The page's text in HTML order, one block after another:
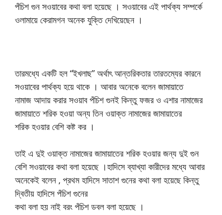
পঁচিশ গুন সওয়াবের কথা বলা হয়েছে । সওয়াবের এই পার্থক্য সম্পর্কে
ওলামায়ে কেরামগন অনেক যুক্তি দেখিয়েছেন ।
তারমধ্যে একটি হল “ইখলাছ” অর্থাৎ আন্তরিকতার তারতম্যের কারনে
সওয়াবের পার্থক্য হয়ে থাকে । আবার অনেকে বলেন জামায়াতে
নামাজ আদায় করার সওয়াব পঁচিশ গুনই কিন্তু ফজর ও এশার নামাজের
জামায়াতে শরিক হওয়া অন্য তিন ওয়াক্ত নামাজের জামায়াতের
শরিক হওয়ার বেশি কষ্ট কর ।
তাই এ দুই ওয়াক্ত নামাজের জামায়াতের শরিক হওয়ার জন্য দুই গুন
বেশি সওয়াবের কথা বলা হয়েছে ।হাদিসে ব্যাখ্যা কারীদের মধ্যে আবার
অনেকেই বলেন , প্রথম হাদিসে সাতাশ গুনের কথা বলা হয়েছে কিন্তু
দ্বিতীয় হাদিসে পঁচিশ গুনের
কথা বলা হয় নাই বরং পঁচিশ ডবল বলা হয়েছে ।